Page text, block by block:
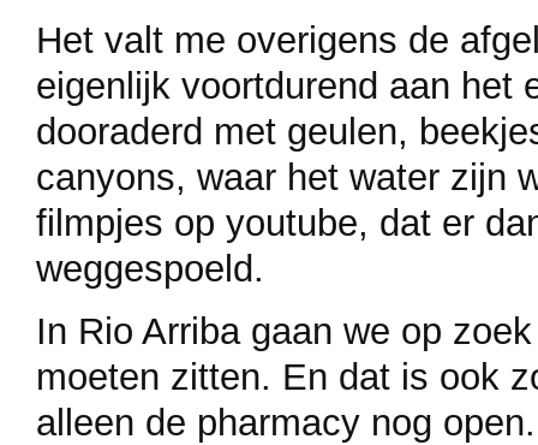
Het valt me overigens de
eigenlijk voortdurend aan het
dooraderd met geulen,
canyons, waar het water zijn
filmpjes op youtube, dat er
weggespoeld.
In Rio Arriba gaan we op
moeten zitten. En dat is ook
alleen de pharmacy nog